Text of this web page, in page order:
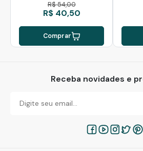
R$ 54,00
R$ 40,50
Comprar
Receba novidades e